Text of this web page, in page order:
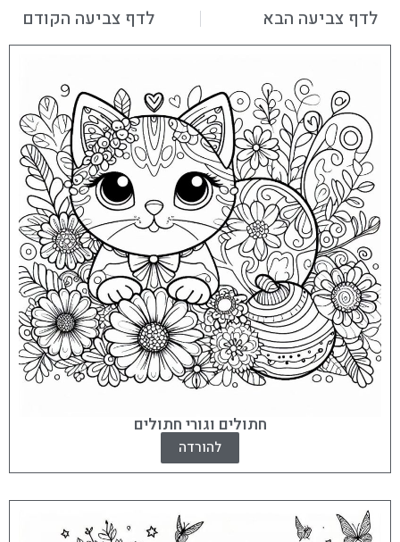
לדף צביעה הבא לדף צביעה הקודם
חתולים וגורי חתולים
להורדה